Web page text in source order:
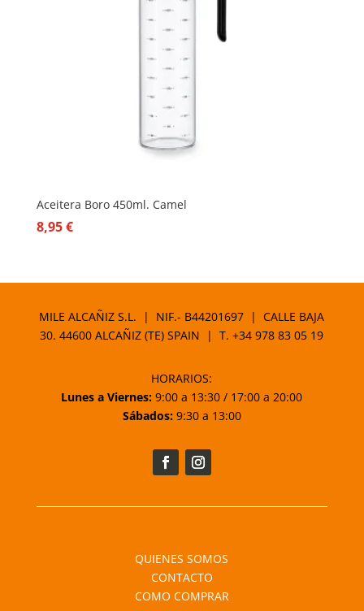
Aceitera Boro 450ml. Camel
8,95€
MILE ALCAÑIZ S.L. | NIF.- B44201697 | CALLE BAJA
30. 44600 ALCAÑIZ (TE) SPAIN | T.+34 978 83 05 19
HORARIOS:
Lunes a Viernes: 9:00 a 13:30 / 17:00 a 20:00
Sábados:9:30 a 13:00
QUIENES SOMOS
CONTACTO
COMO COMPRAR